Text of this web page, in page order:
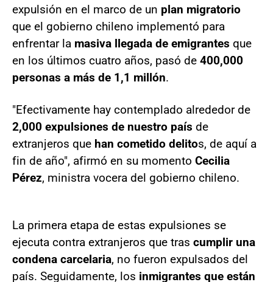
expulsión en el marco de un plan migratorio
que el gobierno chileno implementó para
enfrentar la masiva llegada de emigrantes que
en los últimos cuatro años, pasó de 400,000
personas a más de 1,1 millón.
"Efectivamente hay contemplado alrededor de
2,000 expulsiones de nuestro país de
extranjeros que han cometido delitos, de aquí a
fin de año", afirmó en su momento Cecilia
Pérez, ministra vocera del gobierno chileno.
La primera etapa de estas expulsiones se
ejecuta contra extranjeros que tras cumplir una
condena carcelaria, no fueron expulsados del
país. Seguidamente, los inmigrantes que están